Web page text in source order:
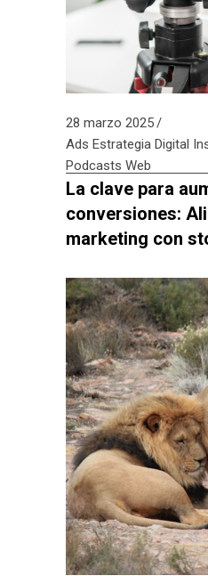
28 marzo 2025
Ads Estrategia Digital
Podcasts Web
La clave para
conversiones:
marketing con